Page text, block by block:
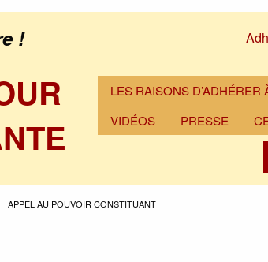
!
LES RAISONS D’ADHÉRER
VIDÉOS
PRESSE
APPEL AU POUVOIR CONSTITUANT